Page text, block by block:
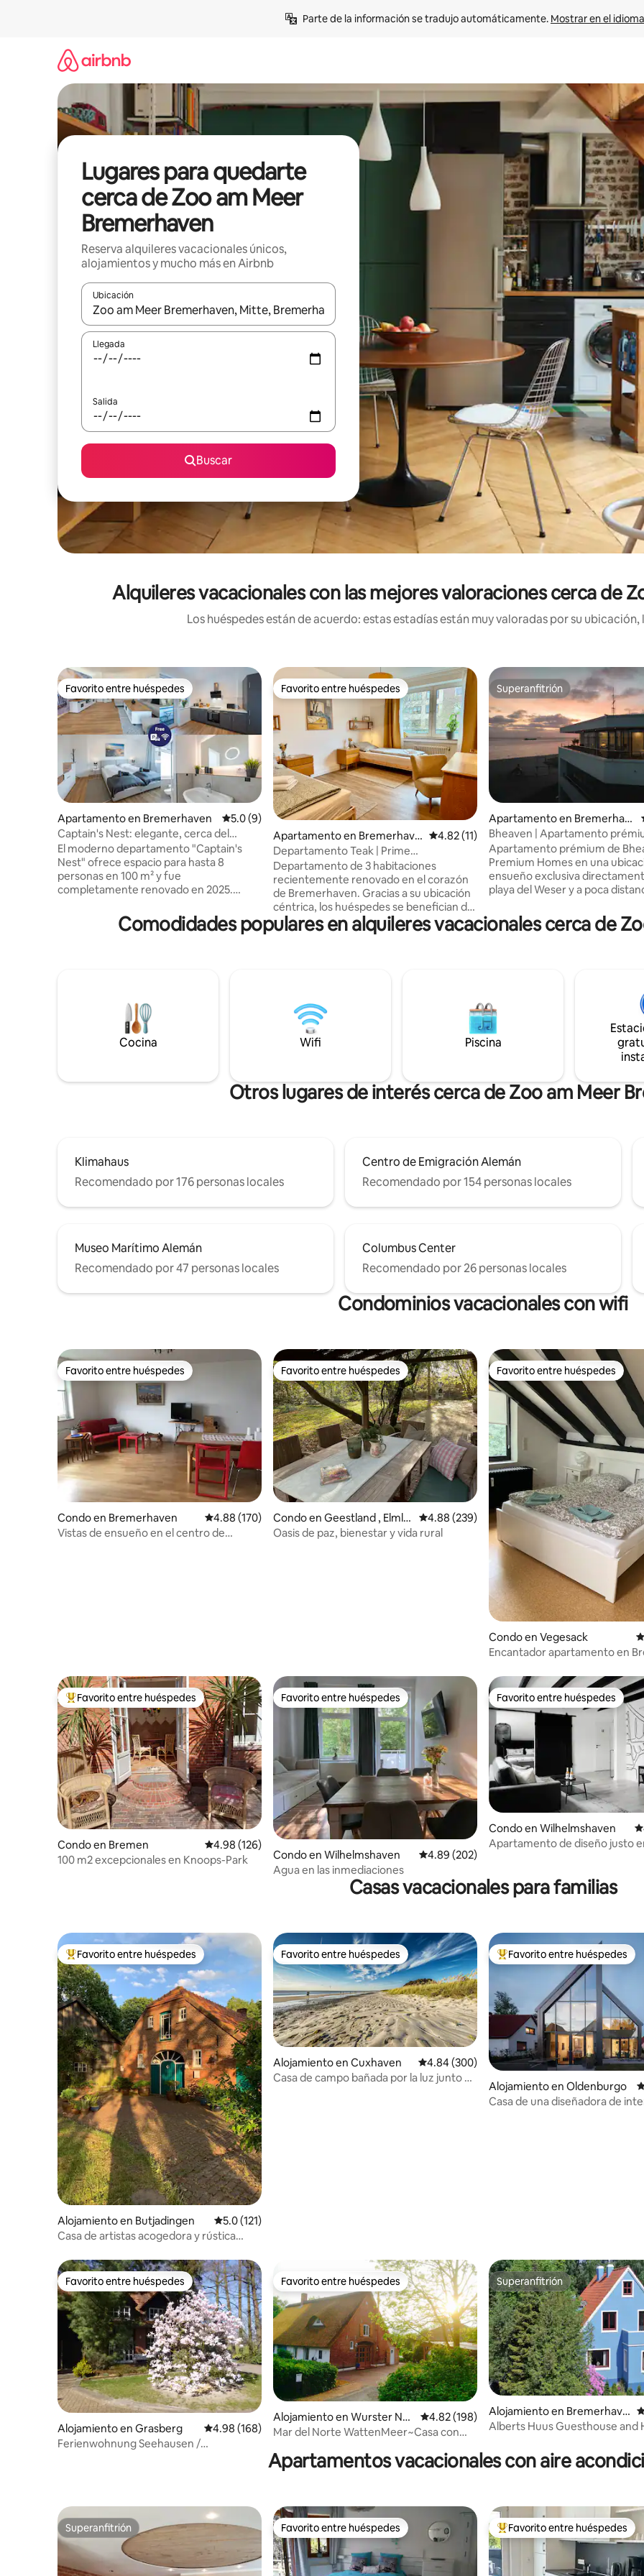
Parte de la información se tradujo automáticamente. Mostrar en el
Lugares para quedarte
cerca de Zoo am Meer
Bremerhaven
Reserva alquileres vacacionales únicos,
alojamientos y mucho más en Airbnb
Ubicación
Cuando los resultados estén disponibles, navega con las teclas de flecha hacia arriba y hacia abajo o explora con el
Llegada
Salida
Buscar
Alquileres vacacionales con las mejores valoraciones cerca de
Los huéspedes están de acuerdo: estas estadías están muy valoradas por su
Favorito entre huéspedes
Favorito entre huéspedes
Apartamento en Bremerhaven Calificación promedio: 5.0 de 5, 9 reseñas
5.0 (9)
Captain's Nest: elegante, cerca del
puerto, 2 lugares de estacionamiento
El moderno departamento "Captain's
Nest" ofrece espacio para hasta 8
personas en 100 m² y fue
completamente renovado en 2025.
podrá dormir tranquilo gracias a las
ventanas de triple acristalamiento. El
le esperan una cocina totalmente
equipada, un baño con ducha y un
segundo inodoro, un televisor inteligente
Favorito entre huéspedes
Favorito entre huéspedes
Apartamento en Bremerhave
n
Calificación promedio: 4.82 de 5, 11 reseñas
4.82 (11)
Departamento Teak | Prime
Havenwelten • Elegante
Departamento de 3 habitaciones
recientemente renovado en el corazón
de Bremerhaven. Gracias a su ubicación
céntrica, los huéspedes se benefician de
muy buenas conexiones de transporte y
de una amplia gama de opciones de
de Havenwelten con sus atracciones
están a solo unos minutos, lo que hace
que el apartamento sea el punto de
partida ideal para una estadía relajante
Superanfitrión
Superanfitrión
Apartamento en Bremerhav
en
Bheaven | Apartamento
ático
Apartamento prémium de
Premium Homes en una
ensueño exclusiva
playa del Weser y a poca
alojamiento de lujo con vistas
panorámicas al agua, una gran
del Weser y la estación de
marítimos. Pasa el día en la
regresa a esta joya
después de emocionantes
la ciudad costera.
Comodidades populares en alquileres vacacionales cerca de
Cocina Wifi Piscina
Otros lugares de interés cerca de Zoo am Meer
Klimahaus
Recomendado por 176 personas locales
Centro de Emigración Alemán
Recomendado por 154 personas locales
Museo Marítimo Alemán
Recomendado por 47 personas locales
Columbus Center
Recomendado por 26 personas locales
Condominios vacacionales con wifi
Favorito entre huéspedes
Favorito entre huéspedes
Condo en Bremerhaven Calificación promedio: 4.88 de 5, 170 reseñas
4.88 (170)
Vistas de ensueño en el centro de
Favorito entre huéspedes
Favorito entre huéspedes
Condo en Geestland , Elmlo
he
Calificación promedio: 4.88 de 5, 239 reseñas
4.88 (239)
Oasis de paz, bienestar y vida rural
Favorito entre huéspedes
Favorito entre huéspedes
Condo en Vegesack
Encantador apartamento en
Favorito entre huéspedes preferido
Favorito entre huéspedes
Condo en Bremen Calificación promedio: 4.98 de 5, 126 reseñas
4.98 (126)
100 m2 excepcionales en Knoops-Park
Favorito entre huéspedes
Favorito entre huéspedes
Condo en Wilhelmshaven Calificación promedio: 4.89 de 5, 202 reseñas
4.89 (202)
Agua en las inmediaciones
Favorito entre huéspedes
Favorito entre huéspedes
Condo en Wilhelmshaven
Apartamento de diseño justo
Casas vacacionales para familias
Favorito entre huéspedes preferido
Favorito entre huéspedes
Alojamiento en Butjadingen Calificación promedio: 5.0 de 5, 121 reseñas
5.0 (121)
Casa de artistas acogedora y rústica
Favorito entre huéspedes
Favorito entre huéspedes
Alojamiento en Cuxhaven Calificación promedio: 4.84 de 5, 300 reseñas
4.84 (300)
Casa de campo bañada por la luz junto al
Favorito entre huéspedes
Favorito entre huéspedes
Alojamiento en Oldenburgo
Casa de una diseñadora de
Favorito entre huéspedes
Favorito entre huéspedes
Alojamiento en Grasberg Calificación promedio: 4.98 de 5, 168 reseñas
4.98 (168)
Ferienwohnung Seehausen /
Favorito entre huéspedes
Favorito entre huéspedes
Alojamiento en Wurster Nor
dseeküste
Calificación promedio: 4.82 de 5, 198 reseñas
4.82 (198)
Mar del Norte WattenMeer~Casa con
Superanfitrión
Superanfitrión
Alojamiento en Bremerhave
n
Alberts Huus Guesthouse and
Apartamentos vacacionales con aire
Superanfitrión
Superanfitrión Favorito entre huéspedes
Favorito entre huéspedes Favorito entre huéspedes
Favorito entre huéspedes